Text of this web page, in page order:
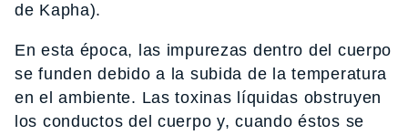
de Kapha).
En esta época, las impurezas dentro del cuerpo
se funden debido a la subida de la temperatura
en el ambiente. Las toxinas líquidas obstruyen
los conductos del cuerpo y, cuando éstos se